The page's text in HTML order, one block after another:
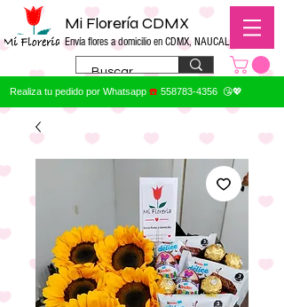
Mi Florería CDMX
Envía flores a domicilio en CDMX, NAUCALPAN
Realiza tu pedido por Whatsapp ☎️ 558783-4356 😘💖